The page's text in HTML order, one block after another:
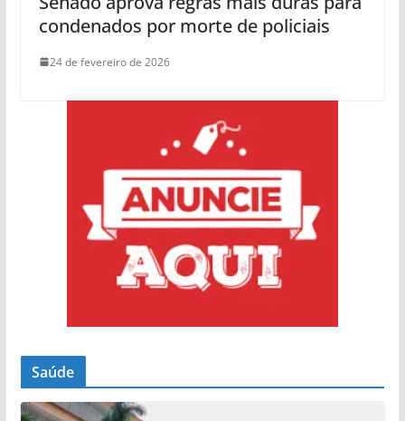
condenados por morte de policiais
24 de fevereiro de 2026
Saúde